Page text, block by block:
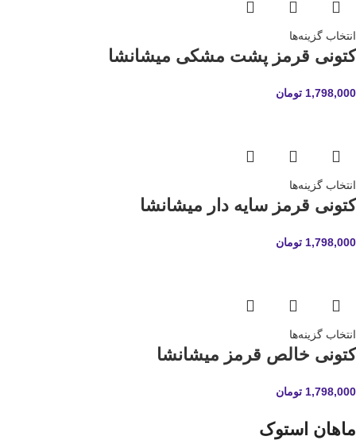
انتخاب گزینه‌ها
کتونی قرمز پشت مشکی میشانشا
1,798,000 تومان
انتخاب گزینه‌ها
کتونی قرمز سایه دار میشانشا
1,798,000 تومان
انتخاب گزینه‌ها
کتونی خالص قرمز میشانشا
1,798,000 تومان
ماهان استوک